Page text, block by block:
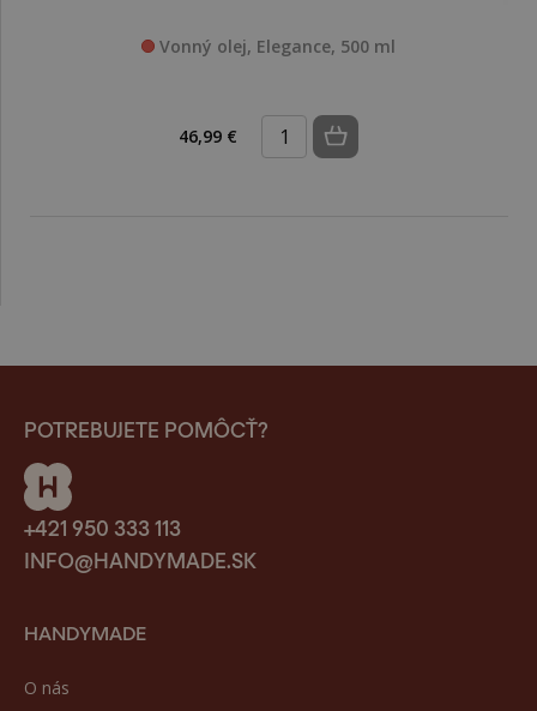
Vonný olej, Elegance, 500 ml
46,99 €
POTREBUJETE POMÔCŤ?
+421 950 333 113
INFO@HANDYMADE.SK
HANDYMADE
O nás